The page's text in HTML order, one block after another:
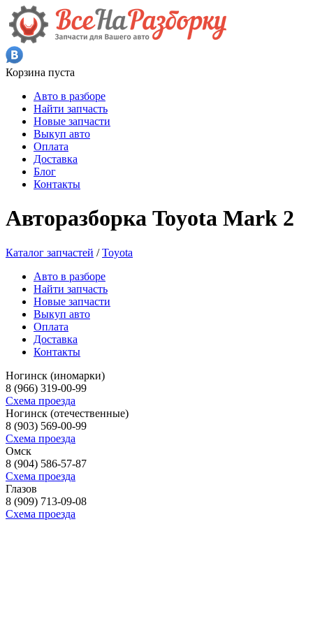
Корзина пуста
Авто в разборе
Найти запчасть
Новые запчасти
Выкуп авто
Оплата
Доставка
Блог
Контакты
Авторазборка Toyota Mark 2
Каталог запчастей /Toyota
Авто в разборе
Найти запчасть
Новые запчасти
Выкуп авто
Оплата
Доставка
Контакты
Ногинск (иномарки)
8 (966) 319-00-99
Схема проезда
Ногинск (отечественные)
8 (903) 569-00-99
Схема проезда
Омск
8 (904) 586-57-87
Схема проезда
Глазов
8 (909) 713-09-08
Схема проезда